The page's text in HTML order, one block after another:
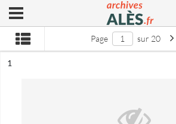
Archives municipales d'Alès
Ouvrir le menu déroulant
Page sur 20
n°
1